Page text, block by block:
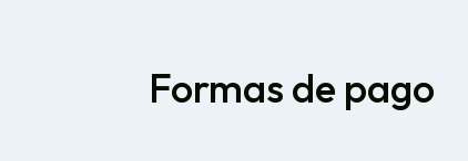
Formas de pago